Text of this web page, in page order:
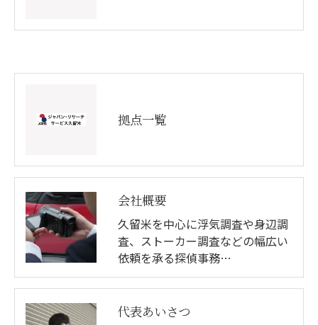
拠点一覧
会社概要
久留米を中心に浮気調査や身辺調
査、ストーカー調査などの幅広い
依頼を承る探偵事務…
代表あいさつ